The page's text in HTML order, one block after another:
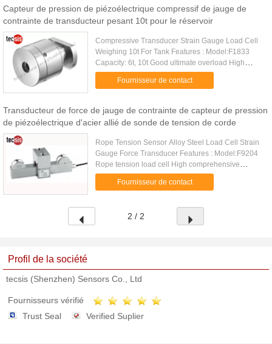
Capteur de pression de piézoélectrique compressif de jauge de
contrainte de transducteur pesant 10t pour le réservoir
Compressive Transducer Strain Gauge Load Cell
Weighing 10t For Tank Features : Model:F1833
Capacity: 6t, 10t Good ultimate overload High
comprehensive precision, high stability Made of
alloy steel Small ...
Fournisseur de contact
Transducteur de force de jauge de contrainte de capteur de pression
de piézoélectrique d'acier allié de sonde de tension de corde
Rope Tension Sensor Alloy Steel Load Cell Strain
Gauge Force Transducer Features : Model:F9204
Rope tension load cell High comprehensive
precision, high stability Capacity:1t~20t Made of
alloy steel Used for ...
Fournisseur de contact
2 / 2
Profil de la société
tecsis (Shenzhen) Sensors Co., Ltd
Fournisseurs vérifié
Trust Seal
Verified Suplier